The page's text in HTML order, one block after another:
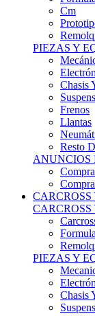
PIEZAS Y
Chasis
Frenos
Llantas
Resto
ANUNCIOS
CARCROSS
PIEZAS Y
Chasis
Frenos